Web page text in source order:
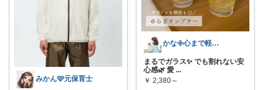
みかん🩷元保育士
かな𖧷心まで軽くなる暮らしの記録🌿
まるでガラス✨ でも割れない安
心感🌿 愛 ...
￥ 2,380～